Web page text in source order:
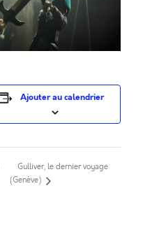
Ajouter au calendrier
Gulliver, le dernier voyage
(Genève)